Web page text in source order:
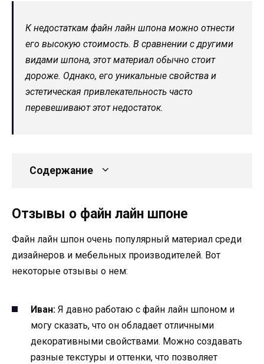
К недостаткам файн лайн шпона можно отнести
его высокую стоимость. В сравнении с другими
видами шпона, этот материал обычно стоит
дороже. Однако, его уникальные свойства и
эстетическая привлекательность часто
перевешивают этот недостаток.
Содержание
Отзывы о файн лайн шпоне
Файн лайн шпон очень популярный материал среди
дизайнеров и мебельных производителей. Вот
некоторые отзывы о нем:
Иван: Я давно работаю с файн лайн шпоном и
могу сказать, что он обладает отличными
декоративными свойствами. Можно создавать
разные текстуры и оттенки, что позволяет